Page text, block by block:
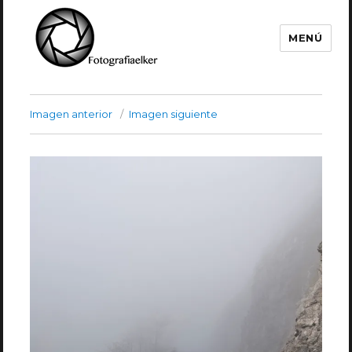
Fotografía Elker
MENÚ
Imagen anterior Imagen siguiente